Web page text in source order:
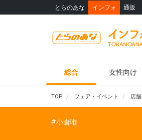
とらのあな インフォ 通販
総合 女性向け
TOP フェア・イベント 店舗
#小倉唯